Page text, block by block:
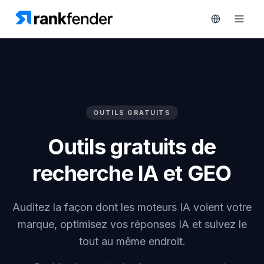
SURVEILLEZ
Engine
Analyse
concurrentielle
Ressources
Outils
Tarifs
OUTILS GRATUITS
Outils gratuits de
recherche IA et GEO
Auditez la façon dont les moteurs IA voient votre
marque, optimisez vos réponses IA et suivez le
tout au même endroit.